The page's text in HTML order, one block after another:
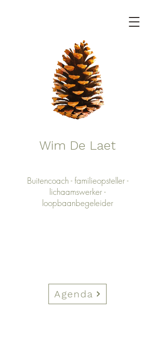
Wim De Laet
Buitencoach - familieopsteller -
lichaamswerker -
loopbaanbegeleider
Agenda